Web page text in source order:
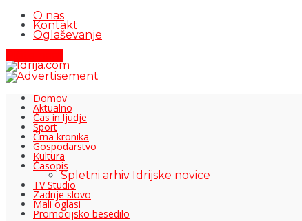
O nas
Kontakt
Oglaševanje
Domov
Aktualno
Čas in ljudje
Šport
Črna kronika
Gospodarstvo
Kultura
Časopis
Spletni arhiv Idrijske novice
TV Studio
Zadnje slovo
Mali oglasi
Promocijsko besedilo